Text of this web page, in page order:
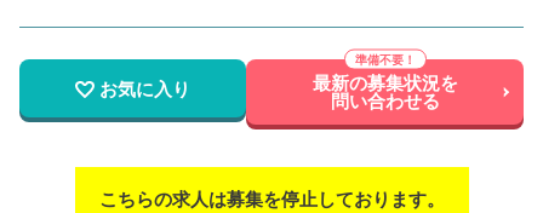
お気に入り 最新の募集状況を
問い合わせる
こちらの求人は募集を停止しております。